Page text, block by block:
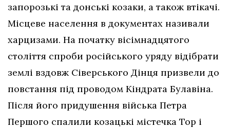
запорозькі та донські козаки, а також втікачі.
Місцеве населення в документах називали
харцизами. На початку вісімнадцятого
століття спроби російського уряду відібрати
землі вздовж Сіверського Дінця призвели до
повстання під проводом Кіндрата Булавіна.
Після його придушення війська Петра
Першого спалили козацькі містечка Тор і